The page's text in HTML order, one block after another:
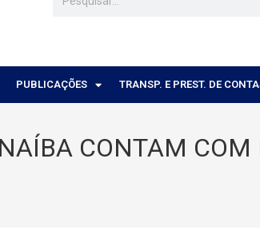
PUBLICAÇÕES TRANSP. E PREST. DE
CONTAM